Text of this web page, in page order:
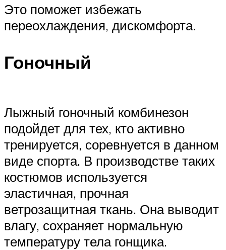
Это поможет избежать
переохлаждения, дискомфорта.
Гоночный
Лыжный гоночный комбинезон
подойдет для тех, кто активно
тренируется, соревнуется в данном
виде спорта. В производстве таких
костюмов используется
эластичная, прочная
ветрозащитная ткань. Она выводит
влагу, сохраняет нормальную
температуру тела гонщика.